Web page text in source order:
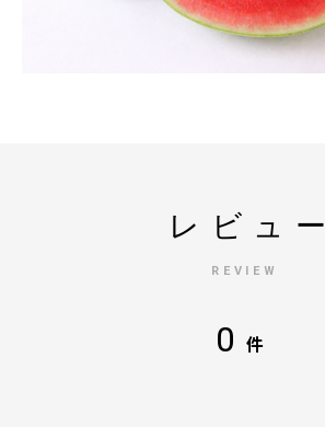
レビュー
REVIEW
0 件